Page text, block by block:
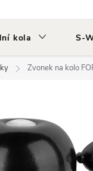
kola S-
Zvonek na kolo